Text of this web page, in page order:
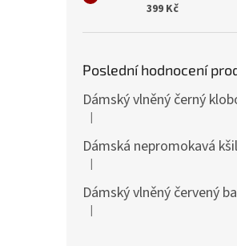
399 Kč
Poslední hodnocení
Dámský vlněný černý
Hodnocení produktu je 5 z 5
|
Dámská nepromokavá
Hodnocení produktu je 5 z 5
|
Dámský vlněný červený
Hodnocení produktu je 5 z 5
|